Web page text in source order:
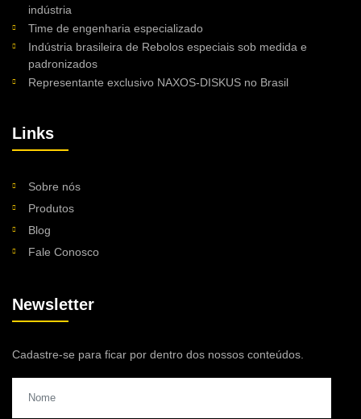
indústria
Time de engenharia especializado
Indústria brasileira de Rebolos especiais sob medida e
padronizados
Representante exclusivo NAXOS-DISKUS no Brasil
Links
Sobre nós
Produtos
Blog
Fale Conosco
Newsletter
Cadastre-se para ficar por dentro dos nossos conteúdos.